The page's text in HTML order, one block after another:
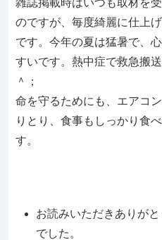
雑誌掲載時はいつも取材を
のですが、毎度綺麗に仕上
です。今年の夏は猛暑で、
すいです。熱中症で救急搬
＾；
命を守るためにも、エアコ
りとり、食事もしっかり食
す。
お読みいただきありが
でした。